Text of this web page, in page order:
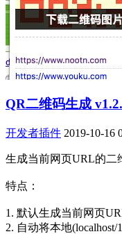
QR二维码生成
开发者插件 2019-10-16
生成当前网页URL的二
特点：
1. 默认生成当前网页
2. 自动将本地